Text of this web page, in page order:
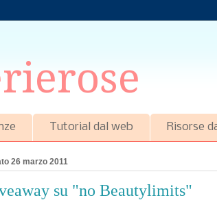
Tutorial dal web Risorse
26 marzo 2011
su "no Beautylimits"